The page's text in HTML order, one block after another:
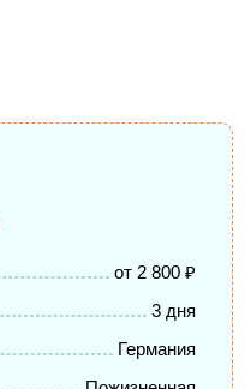
от 2 800 ₽
3 дня
Германия